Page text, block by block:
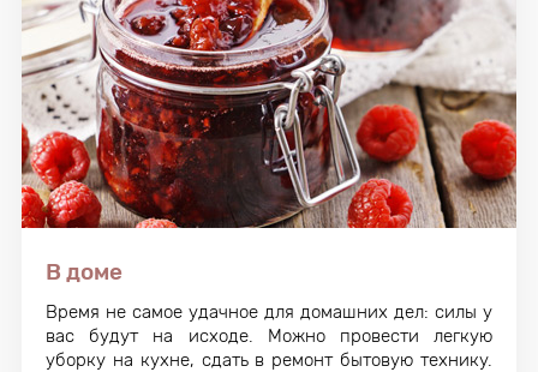
В доме
Время не самое удачное для домашних дел: силы у
вас будут на исходе. Можно провести легкую
уборку на кухне, сдать в ремонт бытовую технику.